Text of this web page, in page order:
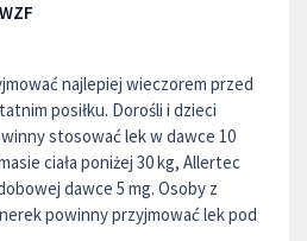
najlepiej wieczorem przed
posiłku. Dorośli i dzieci
stosować lek w dawce 10
ciała poniżej 30 kg, Allertec
dawce 5 mg. Osoby z
powinny przyjmować lek pod